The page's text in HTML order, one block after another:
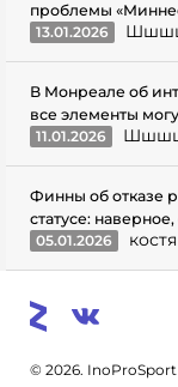
проблемы
13.01.2026
В Монреале об
все элементы
11.01.2026
Финны об отказе
статусе:
05.01.2026
© 2026. InoProSport